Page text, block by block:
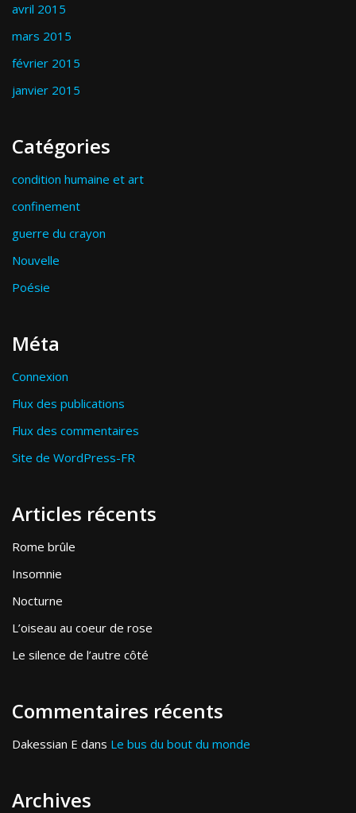
avril 2015
mars 2015
février 2015
janvier 2015
Catégories
condition humaine et art
confinement
guerre du crayon
Nouvelle
Poésie
Méta
Connexion
Flux des publications
Flux des commentaires
Site de WordPress-FR
Articles récents
Rome brûle
Insomnie
Nocturne
L’oiseau au coeur de rose
Le silence de l’autre côté
Commentaires récents
Dakessian E dans Le bus du bout du monde
Archives